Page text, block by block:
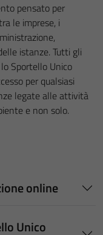
pensato per
le imprese, i
istanze. Tutti gli
Sportello Unico
per qualsiasi
legate alle attività
e non solo.
online
Unico